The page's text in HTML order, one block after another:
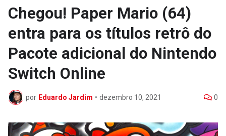
Chegou! Paper Mario (64)
entra para os títulos retrô do
Pacote adicional do Nintendo
Switch Online
por Eduardo Jardim • dezembro 10, 2021 0